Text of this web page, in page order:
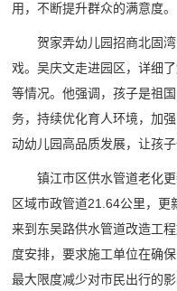
用，不断提升群众的满意度。
贺家弄幼儿园招商北固
戏。吴庆文走进园区，详细
等情况。他强调，孩子是祖
务，持续优化育人环境，加
动幼儿园高品质发展，让孩子
镇江市区供水管道老化
区域市政管道21.64公里，
来到东吴路供水管道改造工
度安排，要求施工单位在确
最大限度减少对市民出行的